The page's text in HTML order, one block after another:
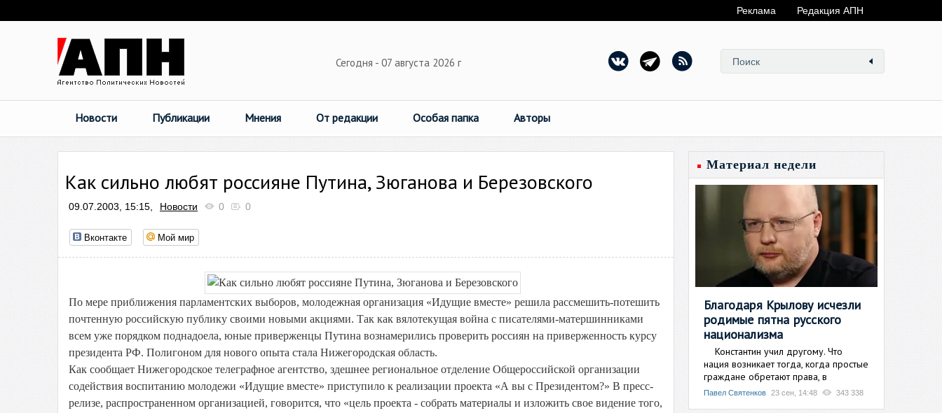
Реклама Редакция АПН
Сегодня - 07 августа 2026 г
Новости Публикации Мнения От редакции Особая папка Авторы
Как сильно любят россияне Путина, Зюганова и Березовского
09.07.2003, 15:15, Новости 0 0
Вконтакте Мой мир
По мере приближения парламентских выборов, молодежная организация «Идущие вместе» решила рассмешить-потешить
почтенную российскую публику своими новыми акциями. Так как вялотекущая война с писателями-матершинниками
всем уже порядком поднадоела, юные приверженцы Путина вознамерились проверить россиян на приверженность курсу
президента РФ. Полигоном для нового опыта стала Нижегородская область.
Как сообщает Нижегородское телеграфное агентство, здешнее региональное отделение Общероссийской организации
содействия воспитанию молодежи «Идущие вместе» приступило к реализации проекта «А вы с Президентом?» В пресс-
релизе, распространенном организацией, говорится, что «цель проекта - собрать материалы и изложить свое видение того,
Материал недели
Благодаря Крылову исчезли
родимые пятна русского
национализма
Константин учил другому. Что
нация возникает тогда, когда простые
граждане обретают права, в
Павел Святенков 23 сен, 14:48 343 338